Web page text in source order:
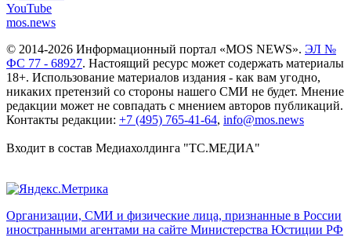
YouTube
mos.news
© 2014-2026 Информационный портал «MOS NEWS». ЭЛ №
ФС 77 - 68927. Настоящий ресурс может содержать материалы
18+. Использование материалов издания - как вам угодно,
никаких претензий со стороны нашего СМИ не будет. Мнение
редакции может не совпадать с мнением авторов публикаций.
Контакты редакции: +7 (495) 765-41-64, info@mos.news
Входит в состав Медиахолдинга "ТС.МЕДИА"
Организации, СМИ и физические лица, признанные в России
иностранными агентами на сайте Министерства Юстиции РФ